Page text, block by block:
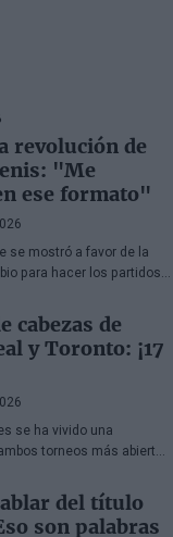
revolución de
"Me
ese formato"
se mostró a favor de la
para hacer los partidos
cabezas de
y Toronto: ¡17
se ha vivido una
torneos más abiertos
del título
son palabras